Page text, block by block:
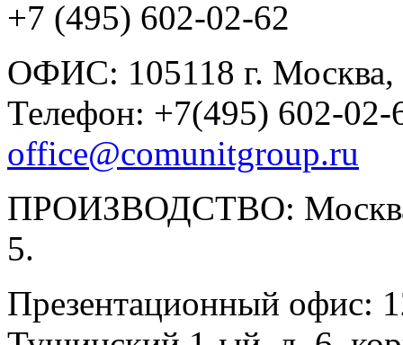
+7 (495) 602-02-62
ОФИС: 105118 г. Москва,
Телефон: +7(495) 602-
office@comunitgroup.ru
ПРОИЗВОДСТВО:
5.
Презентационный офис: